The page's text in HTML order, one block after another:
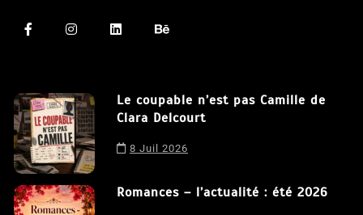
Le coupable n’est pas Camille de
Clara Delcourt
8 Juil 2026
Romances – l’actualité : été 2026